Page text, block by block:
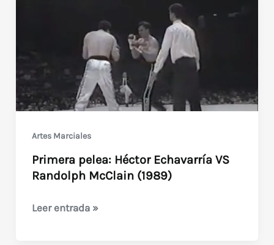
Artes Marciales
Primera pelea: Héctor Echavarría VS
Randolph McClain (1989)
Primera
Leer entrada »